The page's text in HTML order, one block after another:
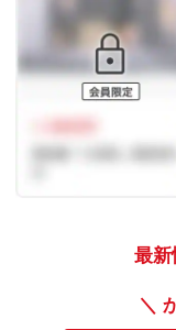
最新
＼